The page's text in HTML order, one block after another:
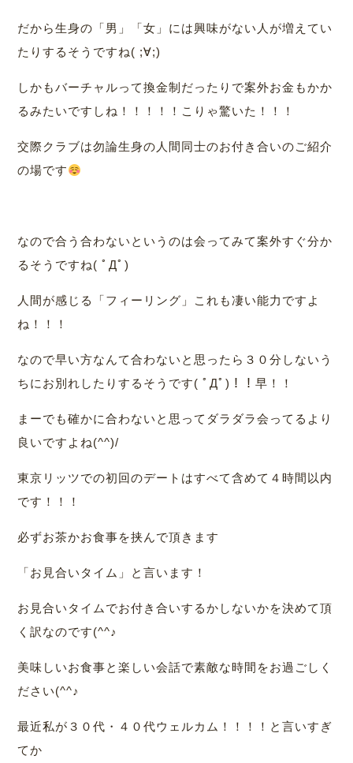
だから生身の「男」「女」には興味がない人が増えてい
たりするそうですね( ;∀;)
しかもバーチャルって換金制だったりで案外お金もかか
るみたいですしね！！！！！こりゃ驚いた！！！
交際クラブは勿論生身の人間同士のお付き合いのご紹介
の場です
なので合う合わないというのは会ってみて案外すぐ分か
るそうですね( ﾟДﾟ)
人間が感じる「フィーリング」これも凄い能力ですよ
ね！！！
なので早い方なんて合わないと思ったら３０分しないう
ちにお別れしたりするそうです( ﾟДﾟ)！！早！！
まーでも確かに合わないと思ってダラダラ会ってるより
良いですよね(^^)/
東京リッツでの初回のデートはすべて含めて４時間以内
です！！！
必ずお茶かお食事を挟んで頂きます
「お見合いタイム」と言います！
お見合いタイムでお付き合いするかしないかを決めて頂
く訳なのです(^^♪
美味しいお食事と楽しい会話で素敵な時間をお過ごしく
ださい(^^♪
最近私が３０代・４０代ウェルカム！！！！と言いすぎ
てか